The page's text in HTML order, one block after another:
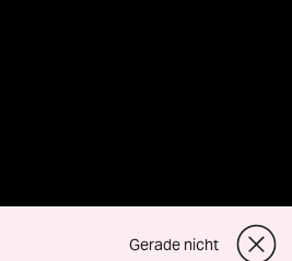
Gerade nicht